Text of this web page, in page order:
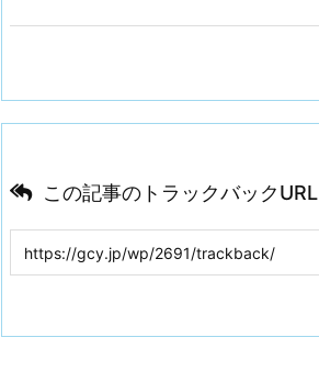
この記事のトラックバックURL